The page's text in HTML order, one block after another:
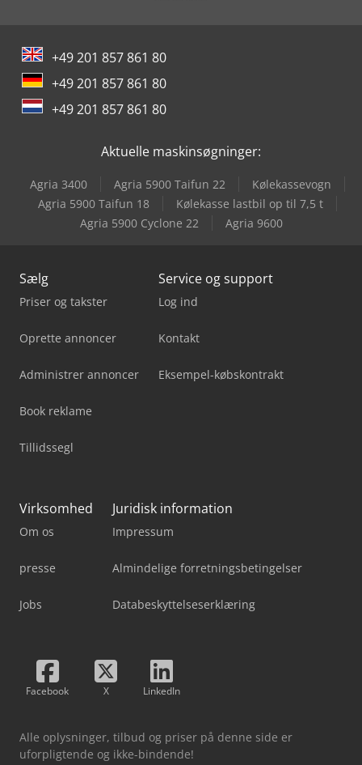
+49 201 857 861 80
+49 201 857 861 80
+49 201 857 861 80
Aktuelle maskinsøgninger:
Agria 3400 Agria 5900 Taifun 22
Kølekassevogn
Agria 5900 Taifun 18
Kølekasse lastbil op til 7,5 t
Agria 5900 Cyclone 22
Agria 9600
Sælg
Priser og takster
Oprette annoncer
Administrer annoncer
Book reklame
Tillidssegl
Service og support
Log ind
Kontakt
Eksempel-købskontrakt
Virksomhed
Om os
presse
Jobs
Juridisk information
Impressum
Almindelige forretningsbetingelser
Databeskyttelseserklæring
Facebook X LinkedIn
Alle oplysninger, tilbud og priser på denne side er
uforpligtende og ikke-bindende!